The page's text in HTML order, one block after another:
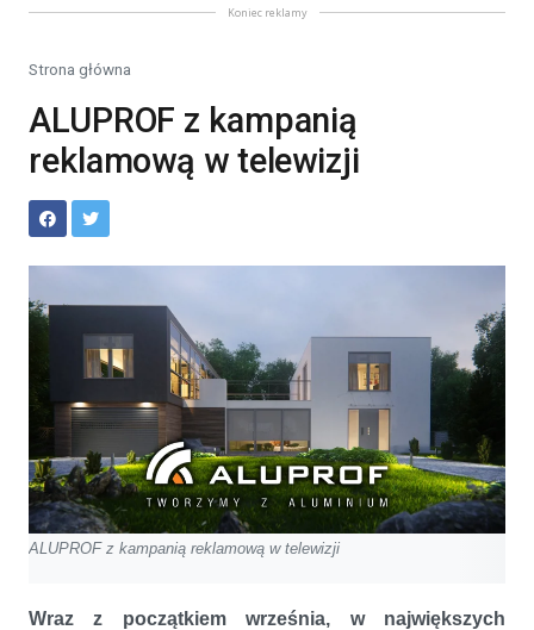
Koniec reklamy
Strona główna
ALUPROF z kampanią
reklamową w telewizji
ALUPROF z kampanią reklamową w telewizji
Wraz z początkiem września, w największych